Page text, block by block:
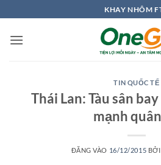
qua
nội
KHAY NHÔM
TIN QUỐC TẾ
Thái Lan: Tàu sân
mạnh
ĐĂNG VÀO 16/12/2015 BỞI